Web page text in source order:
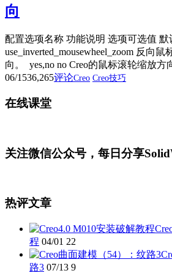
向
配置选项名称 功能说明 选项可选值 默
use_inverted_mousewheel_zoom 反向
向。 yes,no no Creo的鼠标滚轮缩放方
06/1536,265评论Creo Creo技巧
在线课堂
关注微信公众号，每日分享
热评文章
程 04/01 22
路3 07/13 9